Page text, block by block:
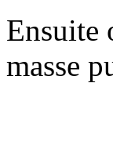
Ensuite
masse